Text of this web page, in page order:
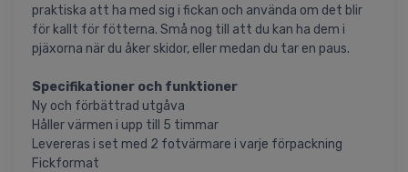
praktiska att ha med sig i fickan och använda om det blir
för kallt för fötterna. Små nog till att du kan ha dem i
pjäxorna när du åker skidor, eller medan du tar en paus.
Specifikationer och funktioner
Ny och förbättrad utgåva
Håller värmen i upp till 5 timmar
Levereras i set med 2 fotvärmare i varje förpackning
Fickformat